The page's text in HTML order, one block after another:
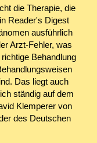
die Therapie, die
Reader's Digest
ausführlich
Arzt-Fehler, was
Behandlung
Das liegt auch
ständig auf dem
Klemperer von
des Deutschen